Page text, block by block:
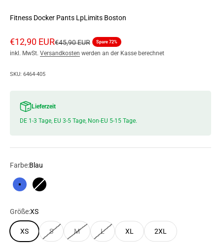
Fitness Docker Pants LpLimits Boston
Angebot
€12,90 EURRegulärer Preis
€45,90 EUR Spare 72%
inkl. MwSt. Versandkosten werden an der Kasse berechnet
SKU: 6464-405
Lieferzeit
DE 1-3 Tage, EU 3-5 Tage, Non-EU 5-15 Tage.
Farbe:Blau
Blau Schwarz
Größe:XS
XS S M L XL 2XL